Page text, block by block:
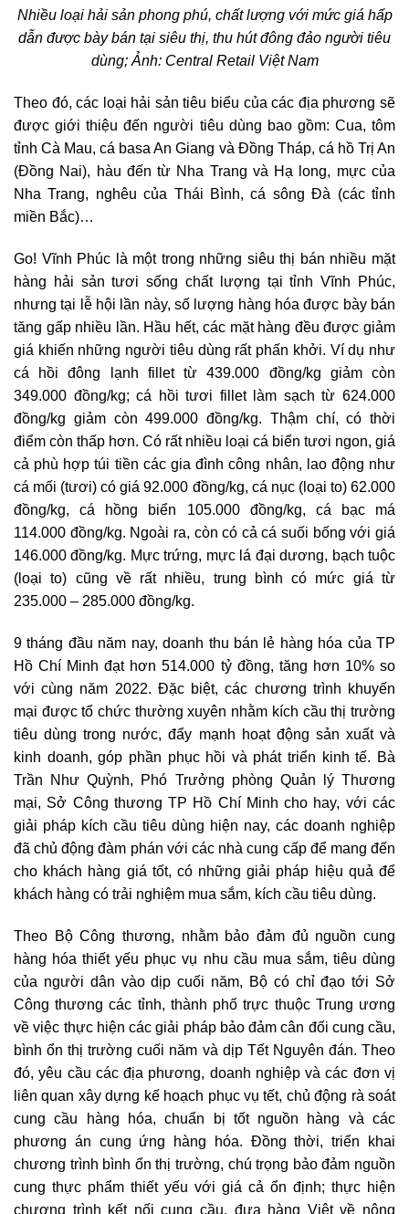
Nhiều loại hải sản phong phú, chất lượng với mức giá hấp
dẫn được bày bán tại siêu thị, thu hút đông đảo người tiêu
dùng; Ảnh: Central Retail Việt Nam
Theo đó, các loại hải sản tiêu biểu của các địa phương sẽ
được giới thiệu đến người tiêu dùng bao gồm: Cua, tôm
tỉnh Cà Mau, cá basa An Giang và Đồng Tháp, cá hồ Trị An
(Đồng Nai), hàu đến từ Nha Trang và Hạ long, mực của
Nha Trang, nghêu của Thái Bình, cá sông Đà (các tỉnh
miền Bắc)…
Go! Vĩnh Phúc là một trong những siêu thị bán nhiều mặt
hàng hải sản tươi sống chất lượng tại tỉnh Vĩnh Phúc,
nhưng tại lễ hội lần này, số lượng hàng hóa được bày bán
tăng gấp nhiều lần. Hầu hết, các mặt hàng đều được giảm
giá khiến những người tiêu dùng rất phấn khởi. Ví dụ như
cá hồi đông lạnh fillet từ 439.000 đồng/kg giảm còn
349.000 đồng/kg; cá hồi tươi fillet làm sạch từ 624.000
đồng/kg giảm còn 499.000 đồng/kg. Thậm chí, có thời
điểm còn thấp hơn. Có rất nhiều loại cá biển tươi ngon, giá
cả phù hợp túi tiền các gia đình công nhân, lao động như
cá mối (tươi) có giá 92.000 đồng/kg, cá nục (loại to) 62.000
đồng/kg, cá hồng biển 105.000 đồng/kg, cá bạc má
114.000 đồng/kg. Ngoài ra, còn có cả cá suối bống với giá
146.000 đồng/kg. Mực trứng, mực lá đại dương, bạch tuộc
(loại to) cũng về rất nhiều, trung bình có mức giá từ
235.000 – 285.000 đồng/kg.
9 tháng đầu năm nay, doanh thu bán lẻ hàng hóa của TP
Hồ Chí Minh đạt hơn 514.000 tỷ đồng, tăng hơn 10% so
với cùng năm 2022. Đặc biệt, các chương trình khuyến
mại được tổ chức thường xuyên nhằm kích cầu thị trường
tiêu dùng trong nước, đẩy mạnh hoạt động sản xuất và
kinh doanh, góp phần phục hồi và phát triển kinh tế. Bà
Trần Như Quỳnh, Phó Trưởng phòng Quản lý Thương
mại, Sở Công thương TP Hồ Chí Minh cho hay, với các
giải pháp kích cầu tiêu dùng hiện nay, các doanh nghiệp
đã chủ động đàm phán với các nhà cung cấp để mang đến
cho khách hàng giá tốt, có những giải pháp hiệu quả để
khách hàng có trải nghiệm mua sắm, kích cầu tiêu dùng.
Theo Bộ Công thương, nhằm bảo đảm đủ nguồn cung
hàng hóa thiết yếu phục vụ nhu cầu mua sắm, tiêu dùng
của người dân vào dịp cuối năm, Bộ có chỉ đạo tới Sở
Công thương các tỉnh, thành phố trực thuộc Trung ương
về việc thực hiện các giải pháp bảo đảm cân đối cung cầu,
bình ổn thị trường cuối năm và dịp Tết Nguyên đán. Theo
đó, yêu cầu các địa phương, doanh nghiệp và các đơn vị
liên quan xây dựng kế hoạch phục vụ tết, chủ động rà soát
cung cầu hàng hóa, chuẩn bị tốt nguồn hàng và các
phương án cung ứng hàng hóa. Đồng thời, triển khai
chương trình bình ổn thị trường, chú trọng bảo đảm nguồn
cung thực phẩm thiết yếu với giá cả ổn định; thực hiện
chương trình kết nối cung cầu, đưa hàng Việt về nông